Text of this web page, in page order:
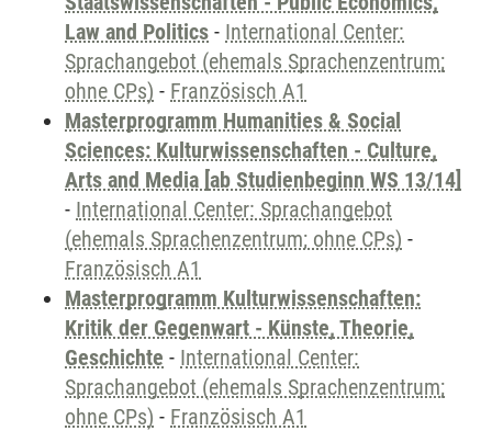
Law and Politics - International Center:
Sprachangebot (ehemals Sprachenzentrum;
ohne CPs) - Französisch A1
Masterprogramm Humanities & Social
Sciences: Kulturwissenschaften - Culture,
Arts and Media [ab Studienbeginn WS 13/14]
- International Center: Sprachangebot
(ehemals Sprachenzentrum; ohne CPs) -
Französisch A1
Masterprogramm Kulturwissenschaften:
Kritik der Gegenwart - Künste, Theorie,
Geschichte - International Center:
Sprachangebot (ehemals Sprachenzentrum;
ohne CPs) - Französisch A1